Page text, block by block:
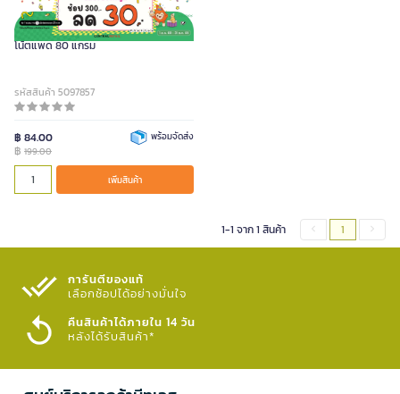
THE POWERPUFF GIRLS เซตกระดาษ
โน้ตแพด 80 แกรม
รหัสสินค้า 5097857
฿ 84.00
฿ 199.00
พร้อมจัดส่ง
เพิ่มสินค้า
1-1 จาก 1 สินค้า 1
การันตีของแท้
เลือกช้อปได้อย่างมั่นใจ​
คืนสินค้าได้ภายใน 14 วัน
หลังได้รับสินค้า*